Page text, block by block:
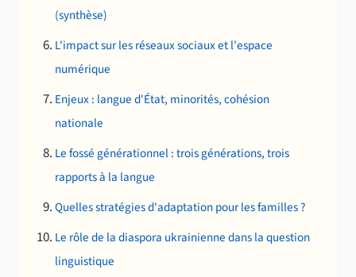
(synthèse)
L'impact sur les réseaux sociaux et l'espace
numérique
Enjeux : langue d'État, minorités, cohésion
nationale
Le fossé générationnel : trois générations, trois
rapports à la langue
Quelles stratégies d'adaptation pour les familles ?
Le rôle de la diaspora ukrainienne dans la question
linguistique